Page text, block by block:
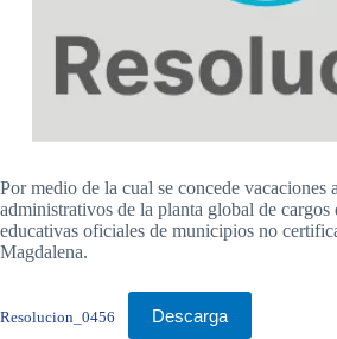
Por medio de la cual se concede vacaciones
administrativos de la planta global de cargos
educativas oficiales de municipios no
Magdalena.
Resolucion_0456 Descarga